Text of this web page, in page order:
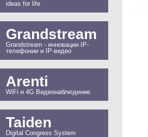
ideas for life
Grandstream
Grandstream - инновации IP-
телефонии и IP-видео
Arenti
WiFi и 4G Видеонаблюдение
Taiden
Digital Congress System